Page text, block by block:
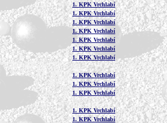
1. KPK Vrchlabí
1. KPK Vrchlabí
1. KPK Vrchlabí
1. KPK Vrchlabí
1. KPK Vrchlabí
1. KPK Vrchlabí
1. KPK Vrchlabí
1. KPK Vrchlabí
1. KPK Vrchlabí
1. KPK Vrchlabí
1. KPK Vrchlabí
1. KPK Vrchlabí